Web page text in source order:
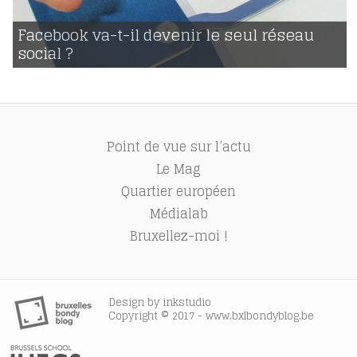
Facebook va-t-il devenir le seul réseau
social ?
voir
30 | 04 | 2017
719
Point de vue sur l’actu
Le Mag
Quartier européen
Médialab
Bruxellez-moi !
Design by inkstudio
Copyright © 2017 - www.bxlbondyblog.be